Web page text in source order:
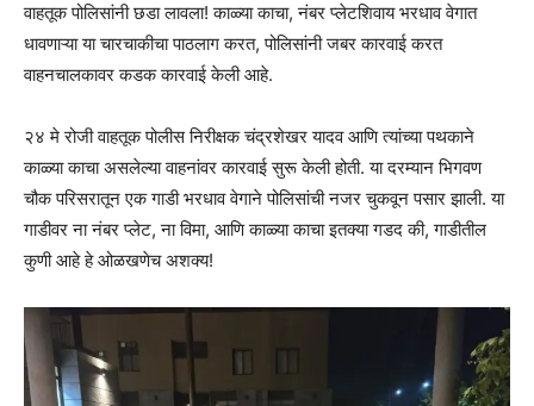
वाहतूक पोलिसांनी छडा लावला! काळ्या काचा, नंबर प्लेटशिवाय भरधाव वेगात
धावणाऱ्या या चारचाकीचा पाठलाग करत, पोलिसांनी जबर कारवाई करत
वाहनचालकावर कडक कारवाई केली आहे.
२४ मे रोजी वाहतूक पोलीस निरीक्षक चंद्रशेखर यादव आणि त्यांच्या पथकाने
काळ्या काचा असलेल्या वाहनांवर कारवाई सुरू केली होती. या दरम्यान भिगवण
चौक परिसरातून एक गाडी भरधाव वेगाने पोलिसांची नजर चुकवून पसार झाली. या
गाडीवर ना नंबर प्लेट, ना विमा, आणि काळ्या काचा इतक्या गडद की, गाडीतील
कुणी आहे हे ओळखणेच अशक्य!